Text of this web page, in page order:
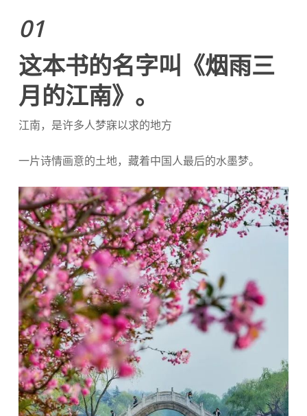
01
这本书的名字叫《烟雨三
月的江南》。
江南，是许多人梦寐以求的地方
一片诗情画意的土地，藏着中国人最后的水墨梦。